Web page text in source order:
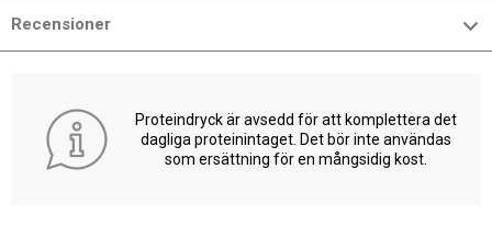
Recensioner
Proteindryck är avsedd för att komplettera det
dagliga proteinintaget. Det bör inte användas
som ersättning för en mångsidig kost.